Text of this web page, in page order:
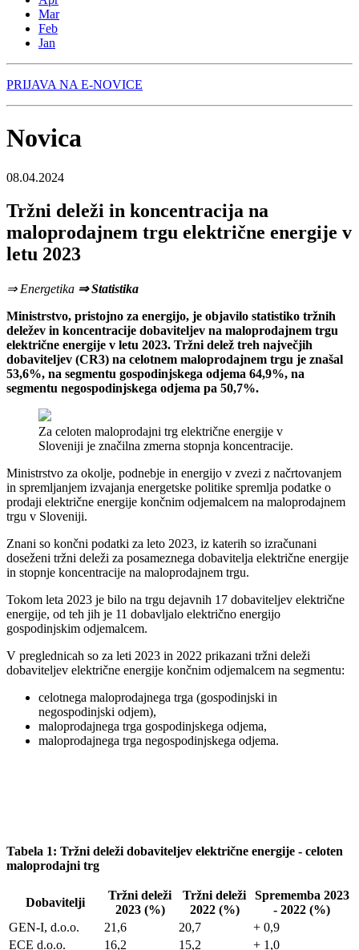
Mar
Feb
Jan
PRIJAVA NA E-NOVICE
Novica
08.04.2024
Tržni deleži in koncentracija na
maloprodajnem trgu električne energije v
letu 2023
⇒ Energetika ⇒ Statistika
Ministrstvo, pristojno za energijo, je objavilo statistiko tržnih
deležev in koncentracije dobaviteljev na maloprodajnem trgu
električne energije v letu 2023. Tržni delež treh največjih
dobaviteljev (CR3) na celotnem maloprodajnem trgu je znašal
53,6%, na segmentu gospodinjskega odjema 64,9%, na
segmentu negospodinjskega odjema pa 50,7%.
Za celoten maloprodajni trg električne energije v
Sloveniji je značilna zmerna stopnja koncentracije.
Ministrstvo za okolje, podnebje in energijo v zvezi z načrtovanjem
in spremljanjem izvajanja energetske politike spremlja podatke o
prodaji električne energije končnim odjemalcem na maloprodajnem
trgu v Sloveniji.
Znani so končni podatki za leto 2023, iz katerih so izračunani
doseženi tržni deleži za posameznega dobavitelja električne energije
in stopnje koncentracije na maloprodajnem trgu.
Tokom leta 2023 je bilo na trgu dejavnih 17 dobaviteljev električne
energije, od teh jih je 11 dobavljalo električno energijo
gospodinjskim odjemalcem.
V preglednicah so za leti 2023 in 2022 prikazani tržni deleži
dobaviteljev električne energije končnim odjemalcem na segmentu:
celotnega maloprodajnega trga (gospodinjski in
negospodinjski odjem),
maloprodajnega trga gospodinjskega odjema,
maloprodajnega trga negospodinjskega odjema.
Tabela 1: Tržni deleži dobaviteljev električne energije - celoten
maloprodajni trg
Dobavitelji
Tržni deleži
2023 (%)
Tržni deleži
2022 (%)
Sprememba 2023
- 2022 (%)
GEN-I, d.o.o.
21,6 20,7
+ 0,9
ECE d.o.o.
16,2 15,2 + 1,0